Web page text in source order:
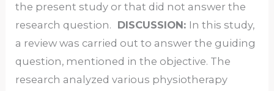
the present study or that did not answer the
research question. DISCUSSION: In this study,
a review was carried out to answer the guiding
question, mentioned in the objective. The
research analyzed various physiotherapy